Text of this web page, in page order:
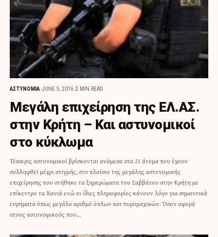
ΑΣΤΥΝΟΜΙΑ JUNE 5, 2016 2 MIN READ
Μεγάλη επιχείρηση της ΕΛ.ΑΣ.
στην Κρήτη – Και αστυνομικοί
στο κύκλωμα
Τέσσερις αστυνομικοί βρίσκονται ανάμεσα στα 21 άτομα που έχουν
συλληφθεί μέχρι στιγμής, στο πλαίσιο της μεγάλης αστυνομικής
επιχείρησης που στήθηκε τα ξημερώματα του Σαββάτου στην Κρήτη με
επίκεντρο τα Χανιά ενώ οι ίδιες πληροφορίες κάνουν λόγο για σημαντικά
ευρήματα όπως μεγάλο αριθμό όπλων και πυρομαχικών. Όσον αφορά
στους αστυνομικούς που…